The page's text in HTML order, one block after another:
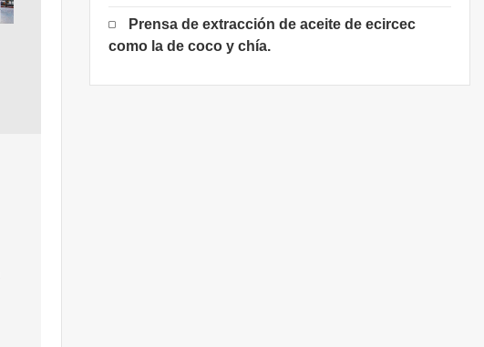
Prensa de extracción de aceite de ecircec
como la de coco y chía.